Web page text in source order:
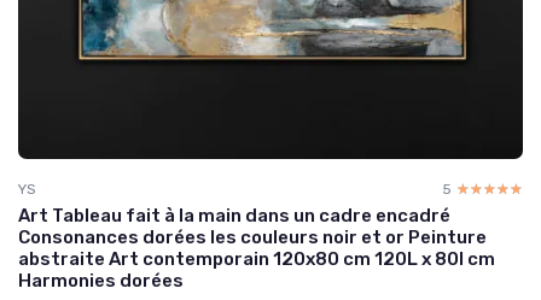
YS 5 ☆☆☆☆☆
★★★★★
Art Tableau fait à la main dans un cadre encadré
Consonances dorées les couleurs noir et or Peinture
abstraite Art contemporain 120x80 cm 120L x 80l cm
Harmonies dorées